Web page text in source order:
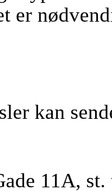
er
kan
11A, st.